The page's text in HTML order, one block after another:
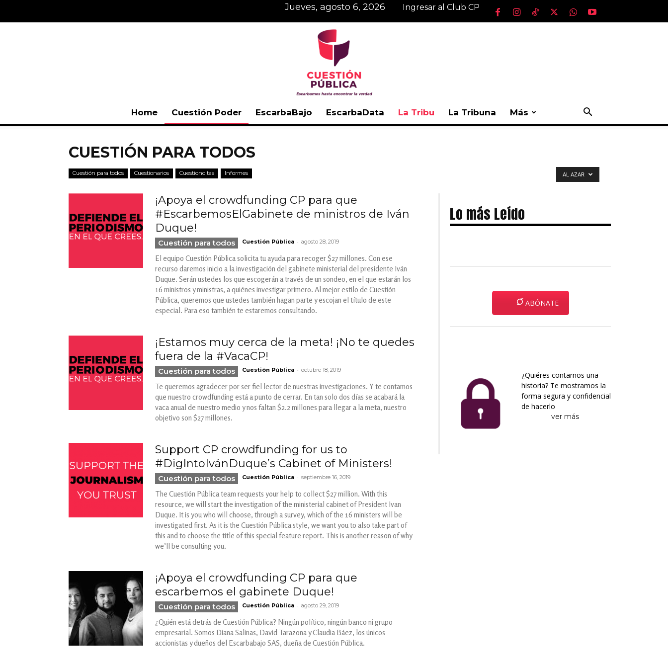
jueves, agosto 6, 2026 Ingresar al Club CP
Pública
Home Cuestión Poder EscarbaBajo EscarbaData La Tribu La Tribuna Más
CUESTIÓN PARA TODOS
Cuestión para todos Cuestionarios Cuestioncitas Informes AL AZAR
¡Apoya el crowdfunding CP para que
#EscarbemosElGabinete de ministros de Iván
Duque!
Cuestión para todos Cuestión Pública - agosto 28, 2019
El equipo Cuestión Pública solicita tu ayuda para recoger $27 millones. Con ese
recurso daremos inicio a la investigación del gabinete ministerial del presidente Iván
Duque. Serán ustedes los que escogerán a través de un sondeo, en el que estarán los
16 ministros y ministras, a quiénes investigar primero. Al mejor estilo de Cuestión
Pública, queremos que ustedes también hagan parte y escojan el título de este
especial. Para eso también te estaremos consultando.
¡Estamos muy cerca de la meta! ¡No te quedes
fuera de la #VacaCP!
Cuestión para todos Cuestión Pública - octubre 18, 2019
Te queremos agradecer por ser fiel lector de nuestras investigaciones. Y te contamos
que nuestro crowdfunding está a punto de cerrar. En tan solo dos días se acabará la
vaca anual de nuestro medio y nos faltan $2.2 millones para llegar a la meta, nuestro
objetivo son $27 millones.
Support CP crowdfunding for us to
#DigIntoIvánDuque’s Cabinet of Ministers!
Cuestión para todos Cuestión Pública - septiembre 16, 2019
The Cuestión Pública team requests your help to collect $27 million. With this
resource, we will start the investigation of the ministerial cabinet of President Ivan
Duque. It is you who will choose, through a survey, which of the 16 ministers will be
investigated first. As it is the Cuestión Pública style, we want you to also take part of
this and to choose the title of this special feature report. This is another reason of why
we’ll be consulting you.
¡Apoya el crowdfunding CP para que
escarbemos el gabinete Duque!
Cuestión para todos Cuestión Pública - agosto 29, 2019
¿Quién está detrás de Cuestión Pública? Ningún político, ningún banco ni grupo
empresarial. Somos Diana Salinas, David Tarazona y Claudia Báez, los únicos
accionistas y dueños del Escarbabajo SAS, dueña de Cuestión Pública.
Lo más Leído
ABÓNATE
¿Quiéres contarnos una
historia? Te mostramos la
forma segura y confidencial
de hacerlo
ver más